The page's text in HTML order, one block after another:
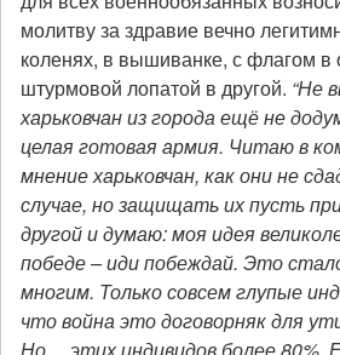
молитву за здравие вечно
коленях, в вышиванке, с флагом в
штурмовой лопатой в другой. “Не
харьковчан из города ещё не
целая готовая армия. Читаю в
мнение харьковчан, как они не
случае, но защищать их пусть
другой и думаю: моя идея
победе – иди побеждай. Это
многим. Только совсем глупые
что война это договорняк для
Но… этих индивидов более 80%.